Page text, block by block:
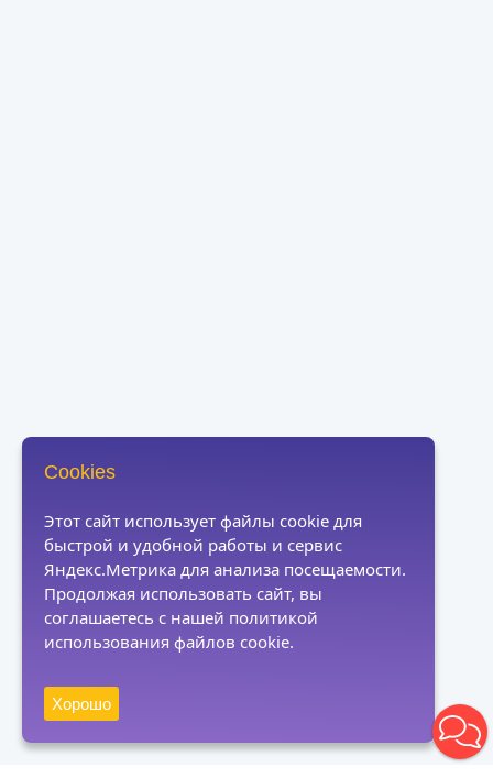
Cookies
Этот сайт использует файлы cookie для
быстрой и удобной работы и сервис
Яндекс.Метрика для анализа посещаемости.
Продолжая использовать сайт, вы
соглашаетесь с нашей политикой
использования файлов cookie.
Хорошо